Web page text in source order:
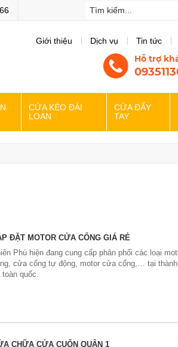
của chúng tôi
Giới thiệu Dịch vụ Tin tức
Hỗ trợ
CỬA KÉO ĐÀI
LOAN
CỬA ĐẨY
TAY
ĐẶT MOTOR CỬA CỔNG GIÁ RẺ
Phú hiện đang cung cấp phân phối các loại
cửa cổng tự động, motor cửa cổng,… tại thành
toàn quốc.
CHỮA CỬA CUỐN QUẬN 1